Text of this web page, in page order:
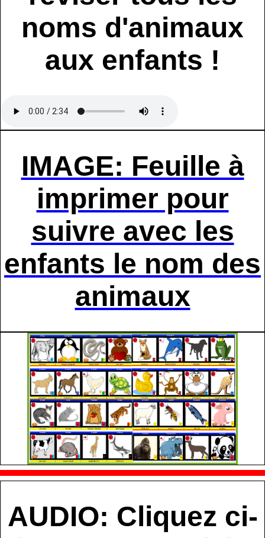
noms d'animaux
aux enfants !
IMAGE: Feuille à
imprimer pour
suivre avec les
enfants le nom des
animaux
AUDIO: Cliquez ci-